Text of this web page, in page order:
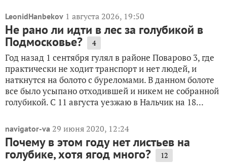
LeonidHanbekov 1 августа 2026, 19:50
Не рано ли идти в лес за голубикой в
Подмосковье? 4
Год назад 1 сентября гулял в районе Поварово 3, где
практически не ходит транспорт и нет людей, и
наткнутся на болото с буреломами. В данном болоте
все было усыпано отходившей и никем не собранной
голубикой. С 11 августа уезжаю в Нальчик на 18...
navigator-va 29 июня 2020, 12:24
Почему в этом году нет листьев на
голубике, хотя ягод много? 12